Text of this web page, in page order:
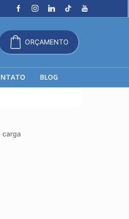
ORÇAMENTO
BLOG
carga